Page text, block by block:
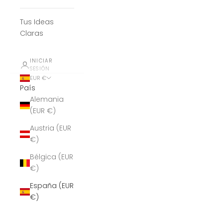
Tus Ideas
Claras
INICIAR
SESIÓN
EUR €
País
Alemania
(EUR €)
Austria (EUR
€)
Bélgica (EUR
€)
España (EUR
€)